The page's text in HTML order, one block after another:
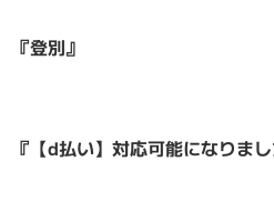
『登別』
『【d払い】対応可能になりま